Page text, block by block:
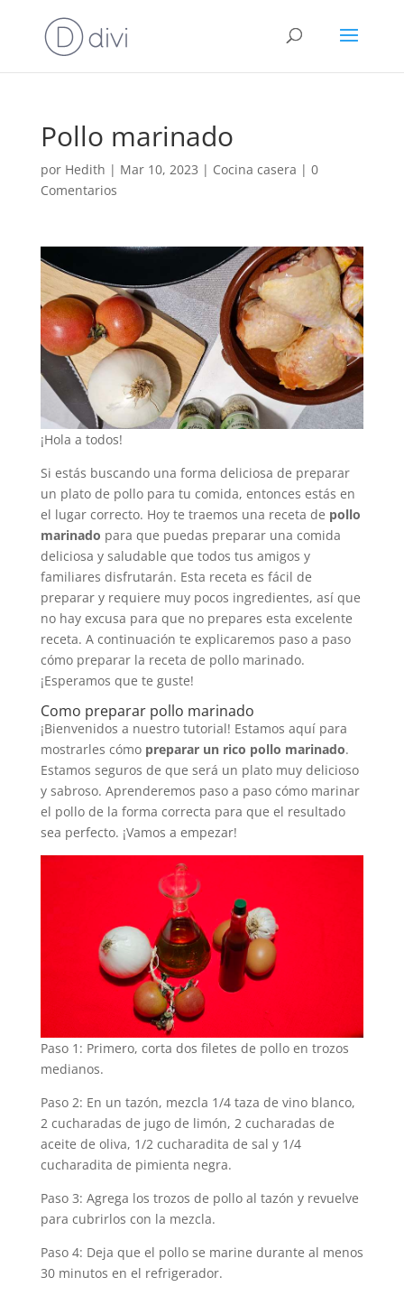
Pollo marinado
por Hedith | Mar 10, 2023 | Cocina casera | 0
Comentarios
¡Hola a todos!
Si estás buscando una forma deliciosa de preparar
un plato de pollo para tu comida, entonces estás en
el lugar correcto. Hoy te traemos una receta de pollo
marinado para que puedas preparar una comida
deliciosa y saludable que todos tus amigos y
familiares disfrutarán. Esta receta es fácil de
preparar y requiere muy pocos ingredientes, así que
no hay excusa para que no prepares esta excelente
receta. A continuación te explicaremos paso a paso
cómo preparar la receta de pollo marinado.
¡Esperamos que te guste!
Como preparar pollo marinado
¡Bienvenidos a nuestro tutorial! Estamos aquí para
mostrarles cómo preparar un rico pollo marinado.
Estamos seguros de que será un plato muy delicioso
y sabroso. Aprenderemos paso a paso cómo marinar
el pollo de la forma correcta para que el resultado
sea perfecto. ¡Vamos a empezar!
Paso 1: Primero, corta dos filetes de pollo en trozos
medianos.
Paso 2: En un tazón, mezcla 1/4 taza de vino blanco,
2 cucharadas de jugo de limón, 2 cucharadas de
aceite de oliva, 1/2 cucharadita de sal y 1/4
cucharadita de pimienta negra.
Paso 3: Agrega los trozos de pollo al tazón y revuelve
para cubrirlos con la mezcla.
Paso 4: Deja que el pollo se marine durante al menos
30 minutos en el refrigerador.